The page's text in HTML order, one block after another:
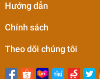
Hướng dẫn
Chính sách
Theo dõi chúng tôi